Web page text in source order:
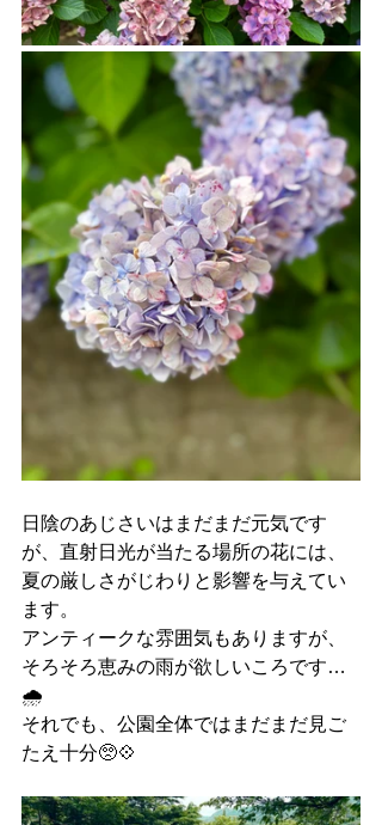
日陰のあじさいはまだまだ元気です
が、直射日光が当たる場所の花には、
夏の厳しさがじわりと影響を与えてい
ます。
アンティークな雰囲気もありますが、
そろそろ恵みの雨が欲しいころです…
🌧
それでも、公園全体ではまだまだ見ご
たえ十分🥺💠